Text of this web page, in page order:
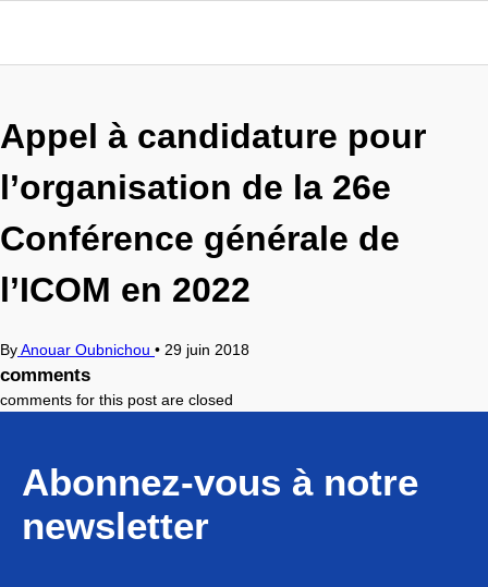
Appel à candidature pour
l’organisation de la 26e
Conférence générale de
l’ICOM en 2022
ByAnouar Oubnichou • 29 juin 2018
comments
comments for this post are closed
Abonnez-vous à notre
newsletter